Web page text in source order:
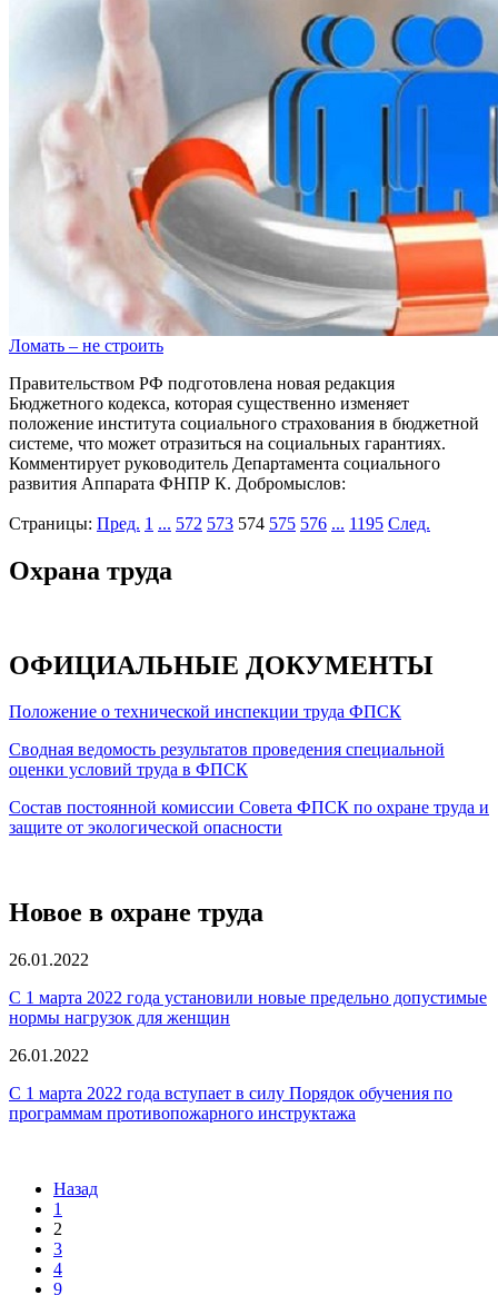
Ломать – не строить
Правительством РФ подготовлена новая редакция
Бюджетного кодекса, которая существенно изменяет
положение института социального страхования в бюджетной
системе, что может отразиться на социальных гарантиях.
Комментирует руководитель Департамента социального
развития Аппарата ФНПР К. Добромыслов:
Страницы: Пред. 1 ... 572 573 574 575 576 ... 1195 След.
Охрана труда
ОФИЦИАЛЬНЫЕ ДОКУМЕНТЫ
Положение о технической инспекции труда ФПСК
Сводная ведомость результатов проведения специальной
оценки условий труда в ФПСК
Состав постоянной комиссии Совета ФПСК по охране труда и
защите от экологической опасности
Новое в охране труда
26.01.2022
С 1 марта 2022 года установили новые предельно допустимые
нормы нагрузок для женщин
26.01.2022
С 1 марта 2022 года вступает в силу Порядок обучения по
программам противопожарного инструктажа
Назад
1
2
3
4
9